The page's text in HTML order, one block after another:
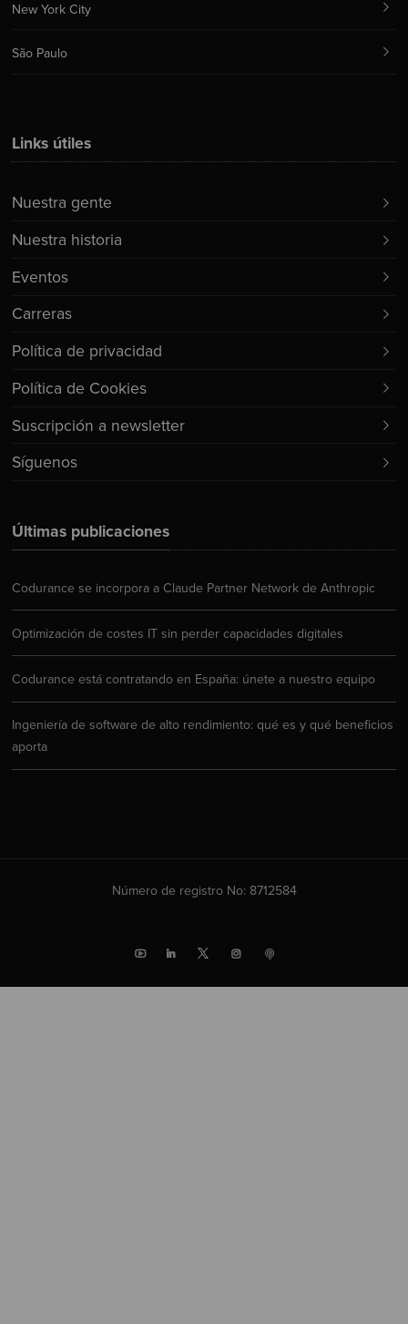
Últimas publicaciones
Codurance se incorpora a Claude Partner Network de Anthropic
Optimización de costes IT sin perder capacidades digitales
Codurance está contratando en España: únete a nuestro equipo
Ingeniería de software de alto rendimiento: qué es y qué beneficios
aporta
Links útiles
Nuestra gente
Nuestra historia
Eventos
Carreras
Política de privacidad
Política de Cookies
Suscripción a newsletter
Síguenos
New York City
São Paulo
Número de registro No: 8712584